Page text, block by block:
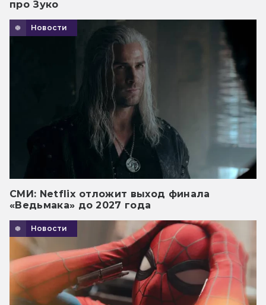
про Зуко
Новости
СМИ: Netflix отложит выход финала
«Ведьмака» до 2027 года
Новости